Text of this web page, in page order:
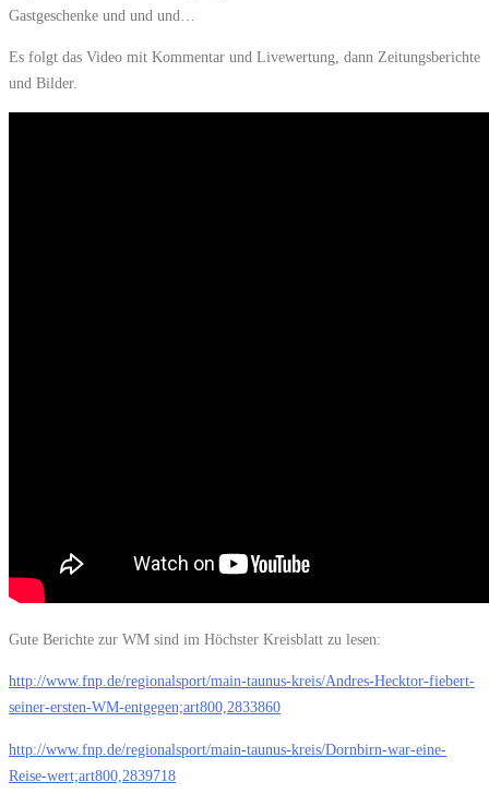
Gastgeschenke und und und…
Es folgt das Video mit Kommentar und Livewertung, dann Zeitungsberichte
und Bilder.
Gute Berichte zur WM sind im Höchster Kreisblatt zu lesen:
http://www.fnp.de/regionalsport/main-taunus-kreis/Andres-Hecktor-fiebert-
seiner-ersten-WM-entgegen;art800,2833860
http://www.fnp.de/regionalsport/main-taunus-kreis/Dornbirn-war-eine-
Reise-wert;art800,2839718